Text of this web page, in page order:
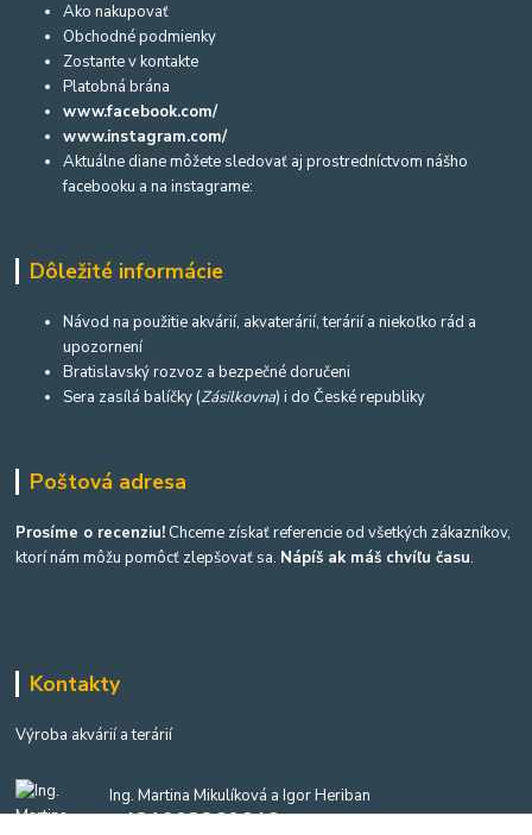
Ako nakupovať
Obchodné podmienky
Zostante v kontakte
Platobná brána
www.facebook.com/
www.instagram.com/
Aktuálne diane môžete sledovať aj prostredníctvom nášho
facebooku a na instagrame:
Dôležité informácie
Návod na použitie akvárií, akvaterárií, terárií a niekoľko rád a
upozornení
Bratislavský rozvoz a bezpečné doručeni
Sera zasílá balíčky (Zásilkovna) i do České republiky
Poštová adresa
Prosíme o recenziu! Chceme získať referencie od všetkých zákazníkov,
ktorí nám môžu pomôcť zlepšovať sa. Nápíš ak máš chvíľu času.
Kontakty
Výroba akvárií a terárií
Ing. Martina Mikulíková a Igor Heriban
+421903360646